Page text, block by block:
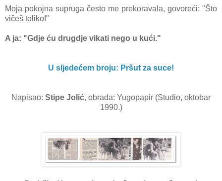
Moja pokojna supruga često me prekoravala, govoreći: "Što
vičeš toliko!"
A ja: "Gdje ću drugdje vikati nego u kući."
U sljedećem broju: Pršut za suce!
Napisao: Stipe Jolić, obrada: Yugopapir (Studio, oktobar
1990.)